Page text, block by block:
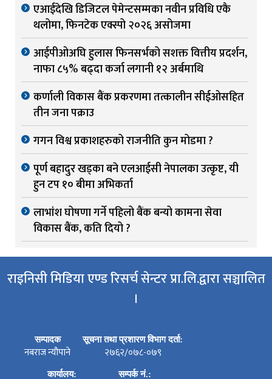
एआईदेखि डिजिटल पेमेन्टसम्मका नवीन प्रविधि एकै
थलोमा, फिनटेक एक्स्पो २०२६ असोजमा
आईपीओअघि हुलास फिनसर्भको सशक्त वित्तीय प्रदर्शन,
नाफा ८५% बढ्दा कर्जा लगानी १२ अर्बमाथि
कर्णाली विकास बैंक प्रकरणमा तत्कालीन सीईओसहित
तीन जना पक्राउ
गगन विश्व प्रकाशहरुको राजनीति कुन मोडमा ?
पूर्ण बहादुर खड्का बने एलआईसी नेपालका उत्कृष्ट, यी
हुन टप १० बीमा अभिकर्ता
लाभांश घोषणा गर्ने पहिलो बैंक बन्यो कामना सेवा
विकास बैंक, कति दियो ?
राइनिसी मिडिया एण्ड रिसर्च सेन्टर प्रा.लि.द्वारा सञ्चालित
।
सम्पादक
नबराज न्यौपाने
सूचना तथा प्रशारण विभाग दर्ता:
२७६२/०७८-०७९
कार्यालय: सम्पर्क नं.: